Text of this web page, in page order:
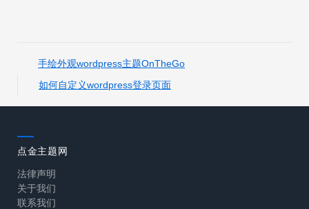
手绘外观wordpress主题OnTheGo
如何自定义wordpress登录页面
点金主题网
法律声明
关于我们
联系我们